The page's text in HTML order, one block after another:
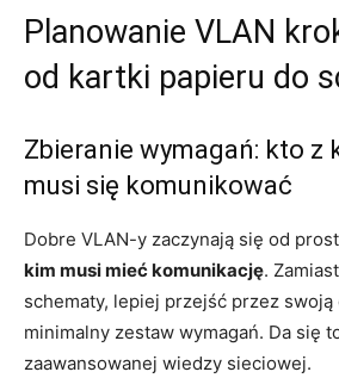
Planowanie VLAN
od kartki papieru do
Zbieranie wymagań: kto z
musi się komunikować
Dobre VLAN-y zaczynają się od
kim musi mieć komunikację.
schematy, lepiej przejść przez
minimalny zestaw wymagań. Da się
zaawansowanej wiedzy sieciowej.